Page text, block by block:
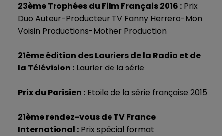
23ème Trophées du Film Français 2016 :Prix
Duo Auteur-Producteur TV Fanny Herrero-Mon
Voisin Productions-Mother Production
21ème édition des Lauriers de la Radio et de
la Télévision :Laurier de la série
Prix du Parisien :Etoile de la série française 2015
21ème rendez-vous de TV France
International :Prix spécial format